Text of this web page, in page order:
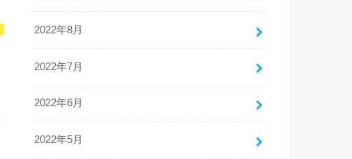
2022年8月
2022年7月
2022年6月
2022年5月